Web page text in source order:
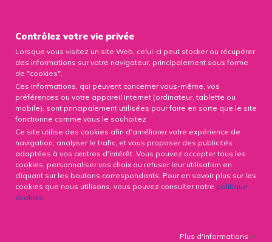
0
L'OBÉSITÉ : DÉFINITION,
CAUSES, ET CONSÉQUENCES
SUR LA SANTÉ
11633 Vues 18/02/2020
Contrôlez votre vie privée
Lorsque vous visitez un site Web, celui-ci peut stocker ou récupérer
des informations sur votre navigateur, principalement sous forme
de "cookies".
Ces informations, qui peuvent concerner vous-même, vos
préférences ou votre appareil Internet (ordinateur, tablette ou
mobile), sont principalement utilisées pour faire en sorte que le site
fonctionne comme vous le souhaitez
Ce site utilise des cookies afin d'améliorer votre expérience de
navigation, analyser le trafic, et vous proposer des publicités
adaptées à vos centres d'intérêt. Vous pouvez accepter tous les
cookies, personnaliser vos choix ou refuser leur utilisation en
cliquant sur les boutons correspondants. Pour en savoir plus sur les
cookies que nous utilisons, vous pouvez consulter notre politique
cookies.
Plus d'informations